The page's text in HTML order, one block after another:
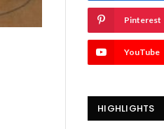
Pinterest
YouTube
HIGHLIGHTS